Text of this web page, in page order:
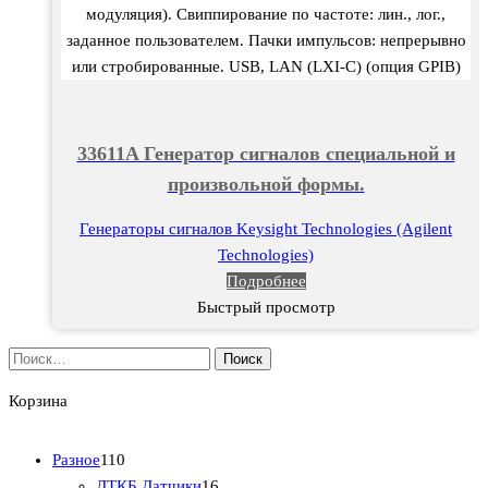
модуляция). Свиппирование по частоте: лин., лог.,
заданное пользователем. Пачки импульсов: непрерывно
или стробированные. USB, LAN (LXI-C) (опция GPIB)
33611A Генератор сигналов специальной и
произвольной формы.
Генераторы сигналов Keysight Technologies (Agilent
Technologies)
Подробнее
Быстрый просмотр
Найти:
Корзина
Разное110
1